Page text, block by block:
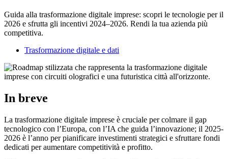
Guida alla trasformazione digitale imprese: scopri le tecnologie per il
2026 e sfrutta gli incentivi 2024–2026. Rendi la tua azienda più
competitiva.
Trasformazione digitale e dati
In breve
La trasformazione digitale imprese è cruciale per colmare il gap
tecnologico con l’Europa, con l’IA che guida l’innovazione; il 2025-
2026 è l’anno per pianificare investimenti strategici e sfruttare fondi
dedicati per aumentare competitività e profitto.